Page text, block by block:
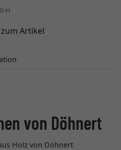
H
Artikel
von Döhnert
Holz von Döhnert